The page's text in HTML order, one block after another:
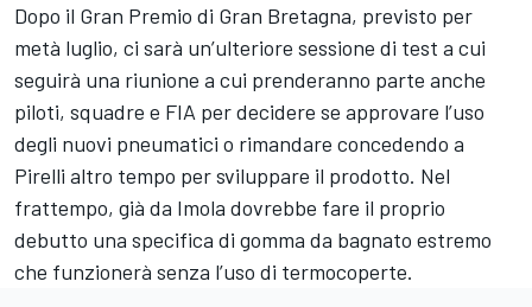
Dopo il Gran Premio di Gran Bretagna, previsto per
metà luglio, ci sarà un’ulteriore sessione di test a cui
seguirà una riunione a cui prenderanno parte anche
piloti, squadre e FIA per decidere se approvare l’uso
degli nuovi pneumatici o rimandare concedendo a
Pirelli altro tempo per sviluppare il prodotto. Nel
frattempo, già da Imola dovrebbe fare il proprio
debutto una specifica di gomma da bagnato estremo
che funzionerà senza l’uso di termocoperte.